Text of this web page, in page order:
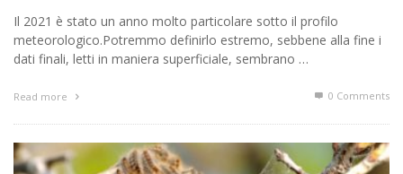
Il 2021 è stato un anno molto particolare sotto il profilo
meteorologico.Potremmo definirlo estremo, sebbene alla fine i
dati finali, letti in maniera superficiale, sembrano …
Read more 0 Comments